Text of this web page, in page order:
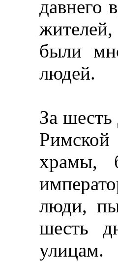
давнего
были
людей.
За шесть
храмы,
люди,
шесть
улицам.